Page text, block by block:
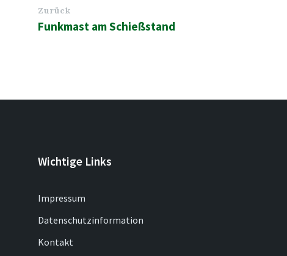
Zurück
Funkmast am Schießstand
Wichtige Links
Impressum
Datenschutzinformation
Kontakt